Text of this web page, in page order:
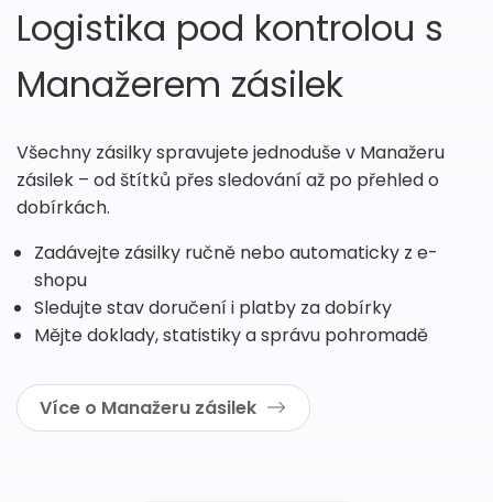
Logistika pod kontrolou s
Manažerem zásilek
Všechny zásilky spravujete jednoduše v Manažeru
zásilek – od štítků přes sledování až po přehled o
dobírkách.
Zadávejte zásilky ručně nebo automaticky z e-
shopu
Sledujte stav doručení i platby za dobírky
Mějte doklady, statistiky a správu pohromadě
Více o Manažeru zásilek